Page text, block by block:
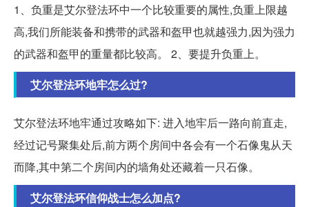
1、负重是艾尔登法环中一个比较重要的属性,负重上限越
高,我们所能装备和携带的武器和盔甲也就越强力,因为强力
的武器和盔甲的重量都比较高。 2、要提升负重上。
艾尔登法环地牢怎么过?
艾尔登法环地牢通过攻略如下: 进入地牢后一路向前直走,
经过记号聚集处后,前方两个房间中各会有一个石像鬼从天
而降,其中第二个房间内的墙角处还藏着一只石像。
艾尔登法环信仰战士怎么加点?